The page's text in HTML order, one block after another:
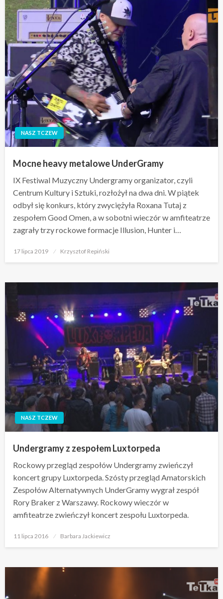
NASZ TCZEW
Mocne heavy metalowe UnderGramy
IX Festiwal Muzyczny Undergramy organizator, czyli
Centrum Kultury i Sztuki, rozłożył na dwa dni. W piątek
odbył się konkurs, który zwyciężyła Roxana Tutaj z
zespołem Good Omen, a w sobotni wieczór w amfiteatrze
zagrały trzy rockowe formacje Illusion, Hunter i…
Opublikowane
17 lipca 2019 Krzysztof Repiński
NASZ TCZEW
Undergramy z zespołem Luxtorpeda
Rockowy przegląd zespołów Undergramy zwieńczył
koncert grupy Luxtorpeda. Szósty przegląd Amatorskich
Zespołów Alternatywnych UnderGramy wygrał zespół
Rory Braker z Warszawy. Rockowy wieczór w
amfiteatrze zwieńczył koncert zespołu Luxtorpeda.
Opublikowane
11 lipca 2016 Barbara Jackiewicz